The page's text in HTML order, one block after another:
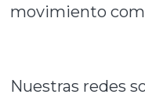
movimiento
Nuestras redes